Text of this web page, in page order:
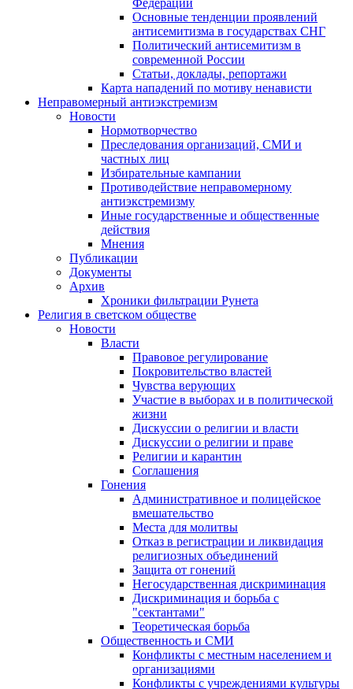
Федерации
Основные тенденции проявлений
антисемитизма в государствах СНГ
Политический антисемитизм в
современной России
Статьи, доклады, репортажи
Карта нападений по мотиву ненависти
Неправомерный антиэкстремизм
Новости
Нормотворчество
Преследования организаций, СМИ и
частных лиц
Избирательные кампании
Противодействие неправомерному
антиэкстремизму
Иные государственные и общественные
действия
Мнения
Публикации
Документы
Архив
Хроники фильтрации Рунета
Религия в светском обществе
Новости
Власти
Правовое регулирование
Покровительство властей
Чувства верующих
Участие в выборах и в политической
жизни
Дискуссии о религии и власти
Дискуссии о религии и праве
Религии и карантин
Соглашения
Гонения
Административное и полицейское
вмешательство
Места для молитвы
Отказ в регистрации и ликвидация
религиозных объединений
Защита от гонений
Негосударственная дискриминация
Дискриминация и борьба с
"сектантами"
Теоретическая борьба
Общественность и СМИ
Конфликты с местным населением и
организациями
Конфликты с учреждениями культуры